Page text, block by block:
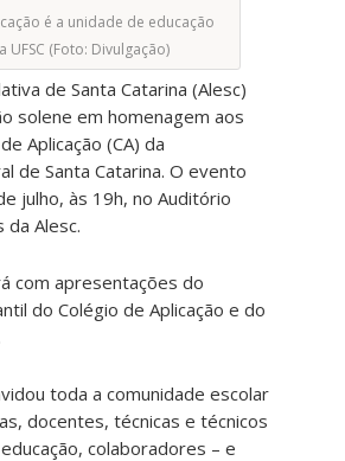
é a unidade de educação
UFSC (Foto: Divulgação)
de Santa Catarina (Alesc)
solene em homenagem aos
Aplicação (CA) da
de Santa Catarina. O evento
julho, às 19h, no Auditório
Alesc.
com apresentações do
do Colégio de Aplicação e do
toda a comunidade escolar
docentes, técnicas e técnicos
colaboradores – e